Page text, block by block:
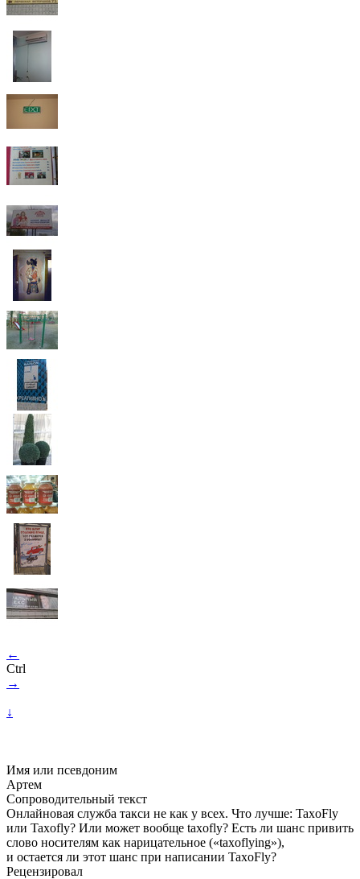
←
Ctrl
→
↓
Имя или псевдоним
Артем
Сопроводительный текст
Онлайновая служба такси не как у всех. Что лучше: TaxoFly
или Taxofly? Или может вообще taxofly? Есть ли шанс привить
слово носителям как нарицательное («taxoflying»),
и остается ли этот шанс при написании TaxoFly?
Рецензировал